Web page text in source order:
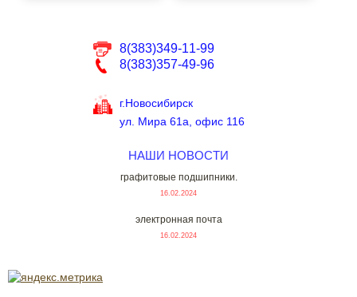
8(383)349-11-99
8(383)357-49-96
г.Новосибирск
ул. Мира 61а, офис 116
НАШИ НОВОСТИ
графитовые подшипники.
16.02.2024
электронная почта
16.02.2024